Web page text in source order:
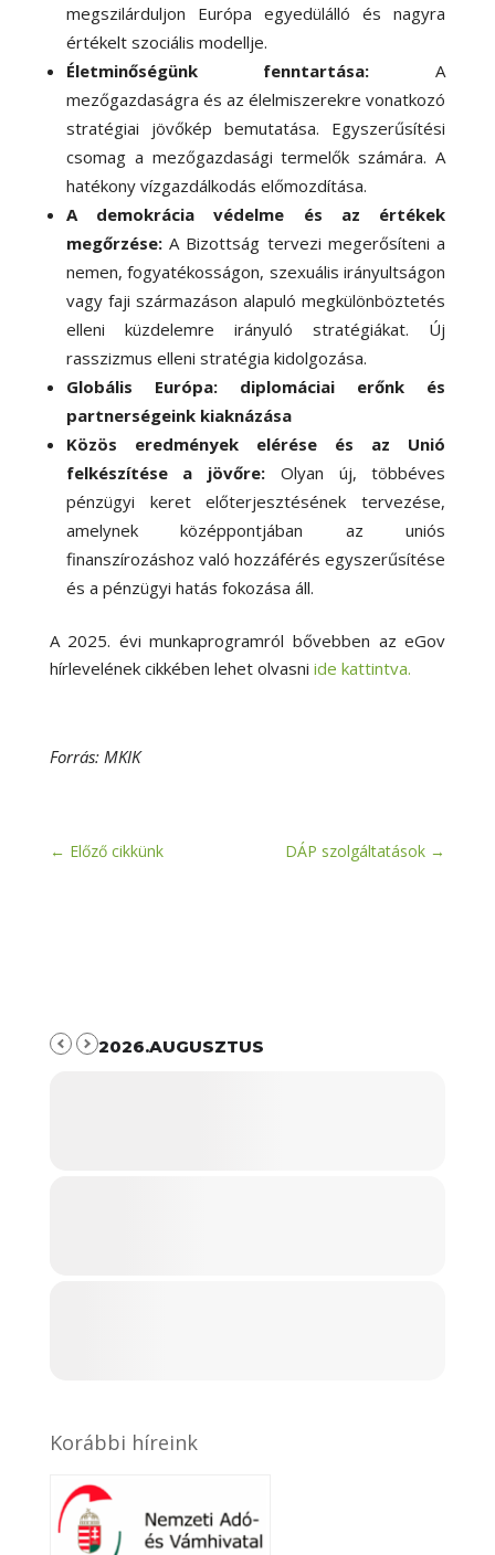
megszilárduljon Európa egyedülálló és nagyra
értékelt szociális modellje.
Életminőségünk fenntartása: A
mezőgazdaságra és az élelmiszerekre vonatkozó
stratégiai jövőkép bemutatása. Egyszerűsítési
csomag a mezőgazdasági termelők számára. A
hatékony vízgazdálkodás előmozdítása.
A demokrácia védelme és az értékek
megőrzése:A Bizottság tervezi megerősíteni a
nemen, fogyatékosságon, szexuális irányultságon
vagy faji származáson alapuló megkülönböztetés
elleni küzdelemre irányuló stratégiákat. Új
rasszizmus elleni stratégia kidolgozása.
Globális Európa: diplomáciai erőnk és
partnerségeink kiaknázása
Közös eredmények elérése és az Unió
felkészítése a jövőre: Olyan új, többéves
pénzügyi keret előterjesztésének tervezése,
amelynek középpontjában az uniós
finanszírozáshoz való hozzáférés egyszerűsítése
és a pénzügyi hatás fokozása áll.
A 2025. évi munkaprogramról bővebben az eGov
hírlevelének cikkében lehet olvasni ide kattintva.
Forrás: MKIK
← Előző cikkünk DÁP szolgáltatások →
2026.AUGUSZTUS
Korábbi híreink